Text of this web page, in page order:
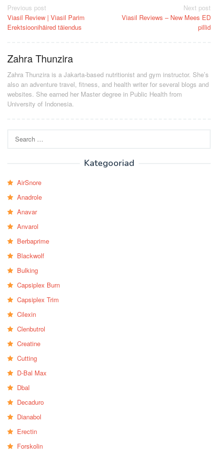
Post
navigation
Previous post
Viasil Review | Viasil Parim
Erektsioonihäired täiendus
Next post
Viasil Reviews – New Mees ED
pillid
Zahra Thunzira
Zahra Thunzira is a Jakarta-based nutritionist and gym instructor. She’s
also an adventure travel, fitness, and health writer for several blogs and
websites. She earned her Master degree in Public Health from
University of Indonesia.
for:
Kategooriad
AirSnore
Anadrole
Anavar
Anvarol
Berbaprime
Blackwolf
Bulking
Capsiplex Burn
Capsiplex Trim
Cilexin
Clenbutrol
Creatine
Cutting
D-Bal Max
Dbal
Decaduro
Dianabol
Erectin
Forskolin